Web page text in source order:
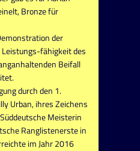
Bronze für
der
fähigkeit des
Beifall
durch den 1.
Urban, ihres Zeichens
Meisterin
Ranglistenerste in
im Jahr 2016